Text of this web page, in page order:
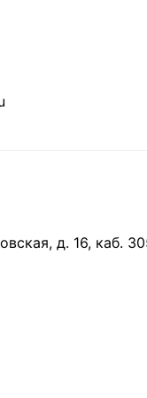
д. 16, каб.